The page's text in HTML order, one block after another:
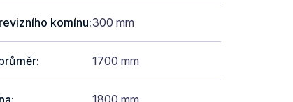
komínu:300 mm
: 1700 mm
: 1800 mm